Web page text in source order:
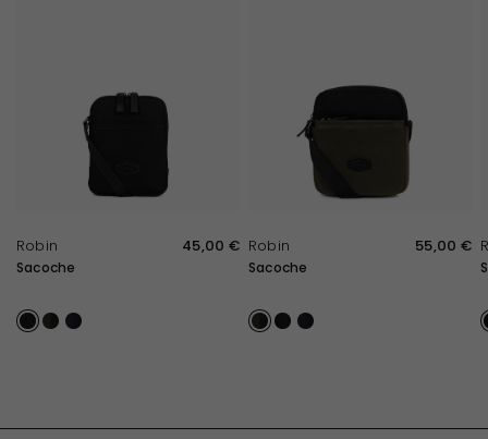
Robin 45,00 €
Sacoche
NoirKaki / NoirBleu Nuit / Noir
Robin 55,00 €
Sacoche
Kaki / NoirNoirBleu Nuit / Noir